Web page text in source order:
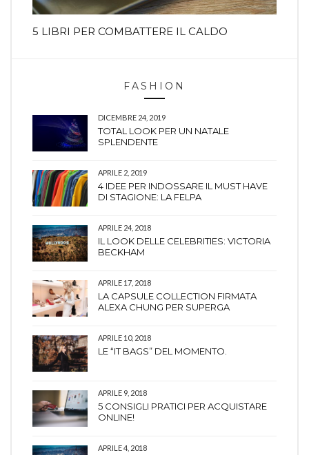
5 LIBRI PER COMBATTERE IL CALDO
FASHION
DICEMBRE 24, 2019
TOTAL LOOK PER UN NATALE
SPLENDENTE
APRILE 2, 2019
4 IDEE PER INDOSSARE IL MUST HAVE
DI STAGIONE: LA FELPA
APRILE 24, 2018
IL LOOK DELLE CELEBRITIES: VICTORIA
BECKHAM
APRILE 17, 2018
LA CAPSULE COLLECTION FIRMATA
ALEXA CHUNG PER SUPERGA
APRILE 10, 2018
LE “IT BAGS” DEL MOMENTO.
APRILE 9, 2018
5 CONSIGLI PRATICI PER ACQUISTARE
ONLINE!
APRILE 4, 2018